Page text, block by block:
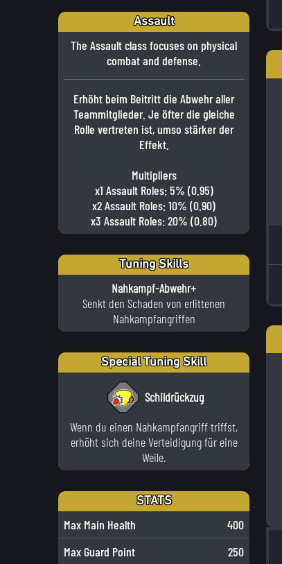
Assault
The Assault class focuses on physical
combat and defense.
Erhöht beim Beitritt die Abwehr aller
Teammitglieder. Je öfter die gleiche
Rolle vertreten ist, umso stärker der
Effekt.
Multipliers
x1 Assault Roles: 5% (0.95)
x2 Assault Roles: 10% (0.90)
x3 Assault Roles: 20% (0.80)
Tuning Skills
Nahkampf-Abwehr+
Senkt den Schaden von erlittenen
Nahkampfangriffen
Special Tuning Skill
Schildrückzug
Wenn du einen Nahkampfangriff triffst,
erhöht sich deine Verteidigung für eine
Weile.
STATS
Max Main Health
400
Max Guard Point
250